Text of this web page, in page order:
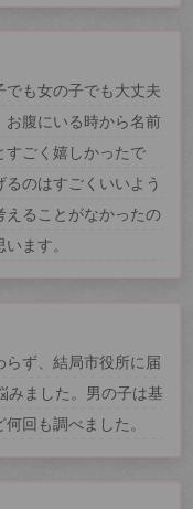
も女の子でも大丈夫
お腹にいる時から名前
すごく嬉しかったで
のはすごくいいよう
えることがなかったの
ます。
ず、結局市役所に届
みました。男の子は基
回も調べました。